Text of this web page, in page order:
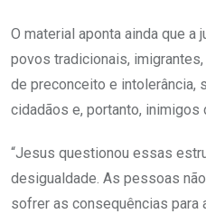
O material aponta ainda que a
povos tradicionais, imigrantes,
de preconceito e intolerância,
cidadãos e, portanto, inimigos
“Jesus questionou essas
desigualdade. As pessoas
sofrer as consequências para